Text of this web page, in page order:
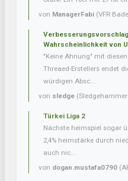
von ManagerFabi (VFR
Wahrscheinlichkeit von
"Keine Ahnung" mit
Threaed-Erstellers endet
würdigen Absc...
von sledge
Türkei Liga 2
Nächste heimspiel sogar
2,4% heimstärke durch
auch nic...
von dogan.mustafa0790